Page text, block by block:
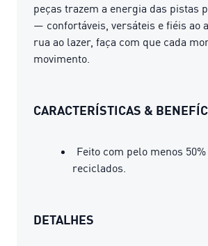
peças trazem a energia das pistas
— confortáveis, versáteis e fiéis ao
rua ao lazer, faça com que cada
movimento.
CARACTERÍSTICAS &
Feito com pelo menos
reciclados.
DETALHES